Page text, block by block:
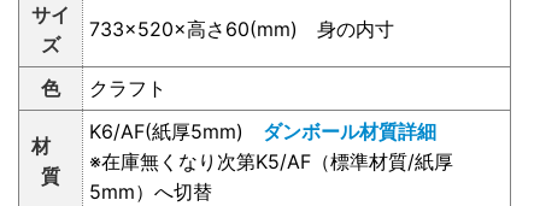
サイ
ズ
733×520×高さ60(mm) 身の内寸
色 クラフト
材
質
K6/AF(紙厚5mm) ダンボール材質詳細
※在庫無くなり次第K5/AF（標準材質/紙厚
5mm）へ切替